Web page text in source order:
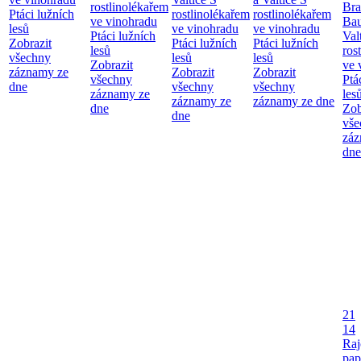
Ptáci lužních
lesů
Zobrazit
všechny
záznamy ze
dne
rostlinolékařem
ve vinohradu
Ptáci lužních
lesů
Zobrazit
všechny
záznamy ze
dne
rostlinolékařem
ve vinohradu
Ptáci lužních
lesů
Zobrazit
všechny
záznamy ze
dne
rostlinolékařem
ve vinohradu
Ptáci lužních
lesů
Zobrazit
všechny
záznamy ze dne
ve
dne
21
14